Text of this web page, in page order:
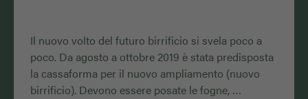
Il nuovo volto del futuro birrificio si svela poco a
poco. Da agosto a ottobre 2019 è stata predisposta
la cassaforma per il nuovo ampliamento (nuovo
birrificio). Devono essere posate le fogne, …